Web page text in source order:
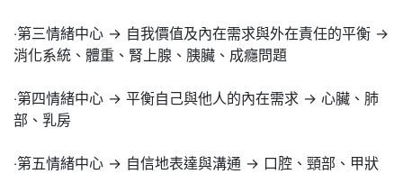
‧第三情緒中心 → 自我價值及內在需求與外在責任的平衡 →
消化系統、體重、腎上腺、胰臟、成癮問題
‧第四情緒中心 → 平衡自己與他人的內在需求 → 心臟、肺
部、乳房
‧第五情緒中心 → 自信地表達與溝通 → 口腔、頸部、甲狀